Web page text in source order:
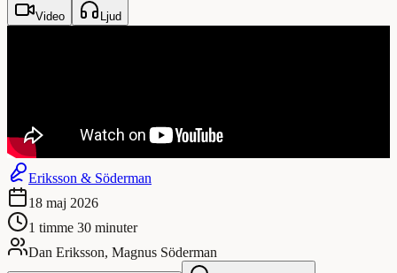
Video Ljud
Eriksson & Söderman
18 maj 2026
1 timme 30 minuter
Dan Eriksson, Magnus Söderman